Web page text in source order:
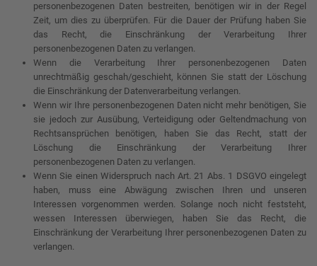
personenbezogenen Daten bestreiten, benötigen wir in der Regel
Zeit, um dies zu überprüfen. Für die Dauer der Prüfung haben Sie
das Recht, die Einschränkung der Verarbeitung Ihrer
personenbezogenen Daten zu verlangen.
Wenn die Verarbeitung Ihrer personenbezogenen Daten
unrechtmäßig geschah/geschieht, können Sie statt der Löschung
die Einschränkung der Datenverarbeitung verlangen.
Wenn wir Ihre personenbezogenen Daten nicht mehr benötigen, Sie
sie jedoch zur Ausübung, Verteidigung oder Geltendmachung von
Rechtsansprüchen benötigen, haben Sie das Recht, statt der
Löschung die Einschränkung der Verarbeitung Ihrer
personenbezogenen Daten zu verlangen.
Wenn Sie einen Widerspruch nach Art. 21 Abs. 1 DSGVO eingelegt
haben, muss eine Abwägung zwischen Ihren und unseren
Interessen vorgenommen werden. Solange noch nicht feststeht,
wessen Interessen überwiegen, haben Sie das Recht, die
Einschränkung der Verarbeitung Ihrer personenbezogenen Daten zu
verlangen.